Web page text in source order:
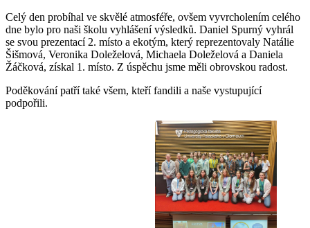
Celý den probíhal ve skvělé atmosféře, ovšem vyvrcholením celého
dne bylo pro naši školu vyhlášení výsledků. Daniel Spurný vyhrál
se svou prezentací 2. místo a ekotým, který reprezentovaly Natálie
Šišmová, Veronika Doleželová, Michaela Doleželová a Daniela
Žáčková, získal 1. místo. Z úspěchu jsme měli obrovskou radost.
Poděkování patří také všem, kteří fandili a naše vystupující
podpořili.